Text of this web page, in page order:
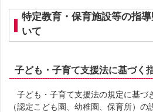
特定教育・保育施設等の指
いて
子ども・子育て支援法に基づく
子ども・子育て支援法の規定に基づ
（認定こども園、幼稚園、保育所）